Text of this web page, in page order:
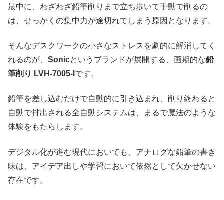
最中に、わざわざ鉛筆削りまで立ち歩いて手動で削るの
は、せっかくの集中力が途切れてしまう原因となります。
そんなデスクワークの小さなストレスを劇的に解消してく
れるのが、 Sonicというブランドが展開する、画期的な鉛
筆削り LVH-7005-I です。
鉛筆を差し込むだけで自動的に引き込まれ、削り終わると
自動で排出される全自動システムは、まるで魔法のような
体験をもたらします。
デジタル化が進む現代においても、アナログな鉛筆の書き
味は、アイデア出しや学習において依然として欠かせない
存在です。